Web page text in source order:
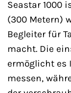
Seastar 1000
(300 Metern)
Begleiter für
macht. Die
ermöglicht es
messen,